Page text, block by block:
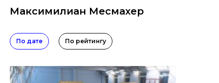
Максимилиан Месмахер
По дате По рейтингу